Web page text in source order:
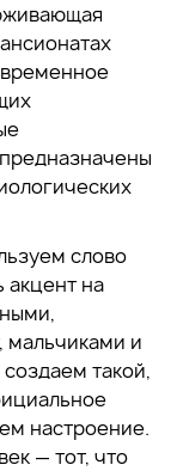
слово
акцент на
мальчиками и
такой,
настроение.
— тот, что